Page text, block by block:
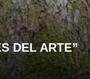
DEL ARTE”